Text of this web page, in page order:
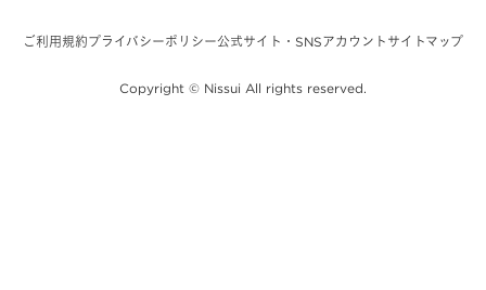
ご利用規約プライバシーポリシー公式サイト・SNSアカウント サイトマップ
Copyright © Nissui All rights reserved.